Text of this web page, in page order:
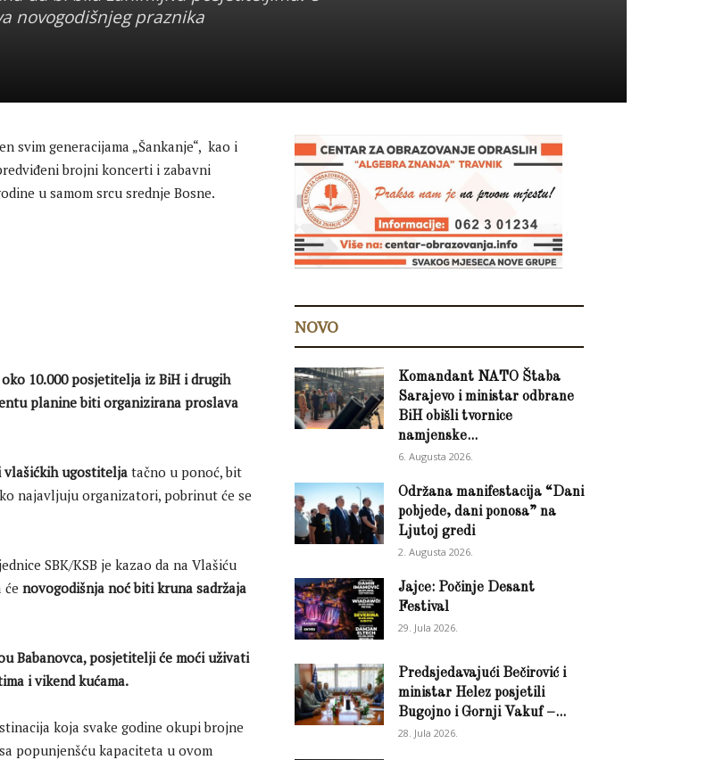
novogodišnjeg praznika
svim generacijama „Šankanje“, kao i
brojni koncerti i zabavni
u samom srcu srednje Bosne.
oko 10.000 posjetitelja iz BiH i drugih
planine biti organizirana proslava
vlašićkih ugostitelja tačno u ponoć, bit
najavljuju organizatori, pobrinut će se
SBK/KSB je kazao da na Vlašiću
će novogodišnja noć biti kruna sadržaja
Babanovca, posjetitelji će moći uživati
i vikend kućama.
koja svake godine okupi brojne
popunjenšću kapaciteta u ovom
NOVO
Komandant NATO Štaba
Sarajevo i ministar odbrane
BiH obišli tvornice
namjenske...
6. Augusta 2026.
Održana manifestacija “Dani
pobjede, dani ponosa” na
Ljutoj gredi
2. Augusta 2026.
Jajce: Počinje Desant
Festival
29. Jula 2026.
Predsjedavajući Bečirović i
ministar Helez posjetili
Bugojno i Gornji Vakuf –...
28. Jula 2026.